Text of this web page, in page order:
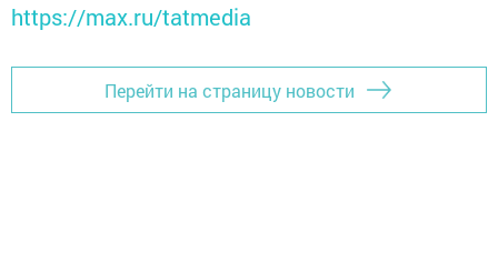
https://max.ru/tatmedia
Перейти на страницу новости